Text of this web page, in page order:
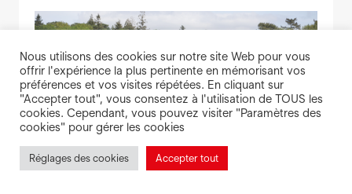
Nous utilisons des cookies sur notre site Web pour vous
offrir l'expérience la plus pertinente en mémorisant vos
préférences et vos visites répétées. En cliquant sur
"Accepter tout", vous consentez à l'utilisation de TOUS les
cookies. Cependant, vous pouvez visiter "Paramètres des
cookies" pour gérer les cookies
Réglages des cookies Accepter tout